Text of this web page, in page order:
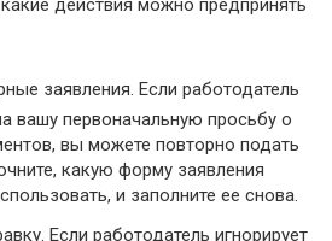
действия можно предпринять
заявления. Если работодатель
вашу первоначальную просьбу о
вы можете повторно подать
какую форму заявления
и заполните ее снова.
Если работодатель игнорирует